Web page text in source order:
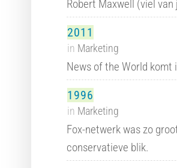
Robert Maxwell (viel
2011
in Marketing
News of the World komt
1996
in Marketing
Fox-netwerk was zo
conservatieve blik.